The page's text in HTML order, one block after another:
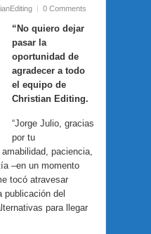
| 0 Comments
“No quiero dejar
pasar la
oportunidad de
agradecer a todo
el equipo de
Christian Editing.
“Jorge Julio, gracias
por tu
paciencia,
–en un momento
tocó atravesar
publicación del
para llegar